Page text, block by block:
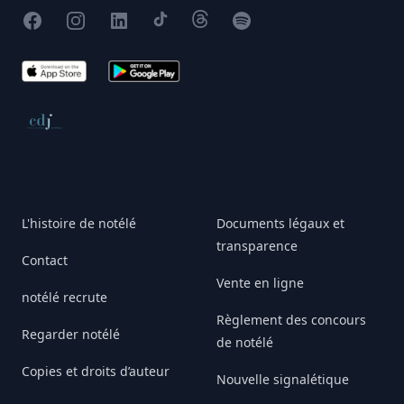
FacebookInstagram
X TikTokThreadsSpotify
App Store Google Play
Conseil de déontologie journalistique
L'histoire de notélé
Contact
notélé recrute
Regarder notélé
Copies et droits d’auteur
Documents légaux et
transparence
Vente en ligne
Règlement des concours
de notélé
Nouvelle signalétique